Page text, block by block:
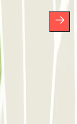
Privacy per ricevere
alcun impegno,
stessa newsletter.